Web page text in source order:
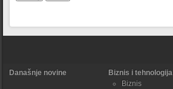
Današnje novine
Biznis i tehnologija
Biznis